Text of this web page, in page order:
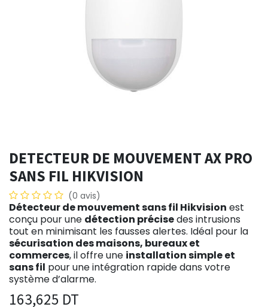
DETECTEUR DE MOUVEMENT AX PRO
SANS FIL HIKVISION
(0 avis)
Détecteur de mouvement sans fil Hikvision est
conçu pour une détection précisedes intrusions
tout en minimisant les fausses alertes. Idéal pour la
sécurisation des maisons, bureaux et
commerces, il offre une installation simple et
sans fil pour une intégration rapide dans votre
système d’alarme.
163,625 DT